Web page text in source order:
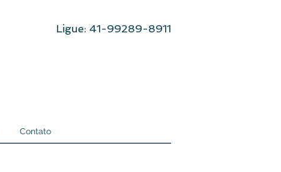
Ligue: 41-99289-8911
Contato